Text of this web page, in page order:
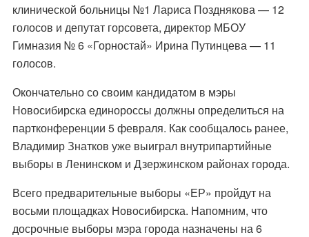
клинической больницы №1 Лариса Позднякова — 12
голосов и депутат горсовета, директор МБОУ
Гимназия № 6 «Горностай» Ирина Путинцева — 11
голосов.
Окончательно со своим кандидатом в мэры
Новосибирска единороссы должны определиться на
партконференции 5 февраля. Как сообщалось ранее,
Владимир Знатков уже выиграл внутрипартийные
выборы в Ленинском и Дзержинском районах города.
Всего предварительные выборы «ЕР» пройдут на
восьми площадках Новосибирска. Напомним, что
досрочные выборы мэра города назначены на 6